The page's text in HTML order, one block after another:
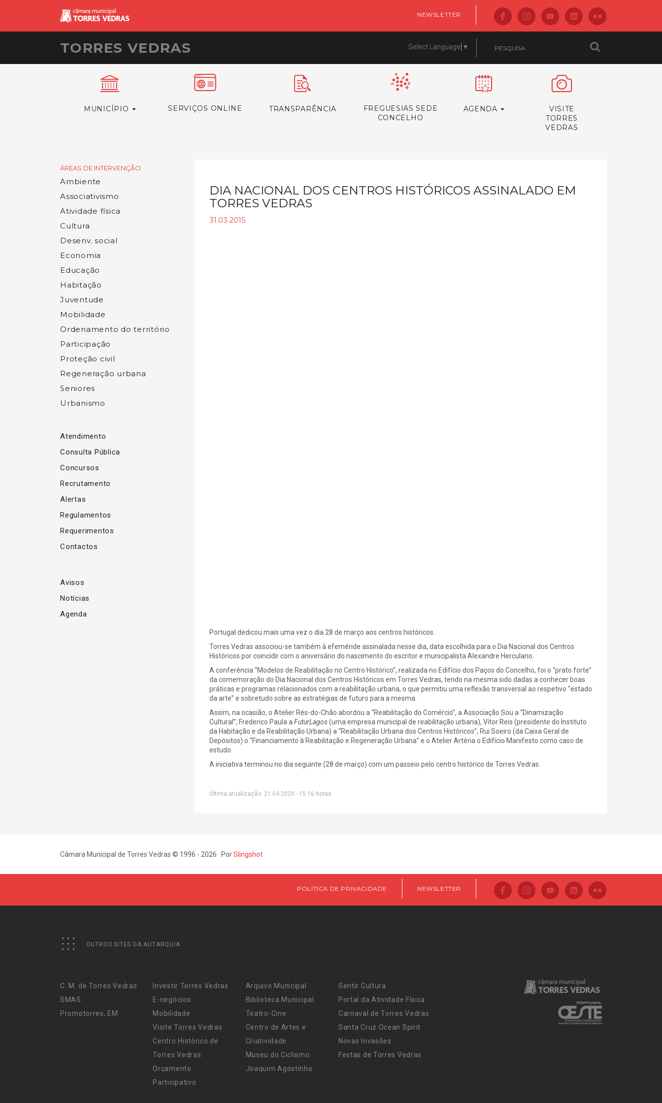
NEWSLETTER
TORRES VEDRAS Select Language ▼
MUNICÍPIO SERVIÇOS ONLINE TRANSPARÊNCIA
FREGUESIAS SEDE
CONCELHO
AGENDA
VISITE
TORRES
VEDRAS
ÁREAS DE INTERVENÇÃO
Ambiente
Associativismo
Atividade física
Cultura
Desenv. social
Economia
Educação
Habitação
Juventude
Mobilidade
Ordenamento do território
Participação
Proteção civil
Regeneração urbana
Seniores
Urbanismo
Atendimento
Consulta Pública
Concursos
Recrutamento
Alertas
Regulamentos
Requerimentos
Contactos
Avisos
Notícias
Agenda
DIA NACIONAL DOS CENTROS HISTÓRICOS ASSINALADO EM
TORRES VEDRAS
31.03.2015
Portugal dedicou mais uma vez o dia 28 de março aos centros históricos.
Torres Vedras associou-se também à efeméride assinalada nesse dia, data escolhida para o Dia Nacional dos Centros
Históricos por coincidir com o aniversário do nascimento do escritor e municipalista Alexandre Herculano.
A conferência “Modelos de Reabilitação no Centro Histórico”, realizada no Edifício dos Paços do Concelho, foi o “prato forte”
da comemoração do Dia Nacional dos Centros Históricos em Torres Vedras, tendo na mesma sido dadas a conhecer boas
práticas e programas relacionados com a reabilitação urbana, o que permitiu uma reflexão transversal ao respetivo “estado
da arte” e sobretudo sobre as estratégias de futuro para a mesma.
Assim, na ocasião, o Atelier Rés-do-Chão abordou a “Reabilitação do Comércio”, a Associação Sou a “Dinamização
Cultural”, Frederico Paula a FuturLagos(uma empresa municipal de reabilitação urbana), Vítor Reis (presidente do Instituto
da Habitação e da Reabilitação Urbana) a “Reabilitação Urbana dos Centros Históricos”, Rui Soeiro (da Caixa Geral de
Depósitos) o “Financiamento à Reabilitação e Regeneração Urbana” e o Atelier Artéria o Edifício Manifesto como caso de
estudo.
A iniciativa terminou no dia seguinte (28 de março) com um passeio pelo centro histórico de Torres Vedras.
Última atualização: 21.04.2020 - 15:16 horas
Câmara Municipal de Torres Vedras © 1996 - 2026 · PorSlingshot
POLÍTICA DE PRIVACIDADE NEWSLETTER
OUTROS SITES DA AUTARQUIA
C. M. de Torres Vedras
SMAS
Promotorres, EM
Investir Torres Vedras
E-negócios
Mobilidade
Visite Torres Vedras
Centro Histórico de
Torres Vedras
Orçamento
Participativo
Arquivo Municipal
Biblioteca Municipal
Teatro-Cine
Centro de Artes e
Criatividade
Museu do Ciclismo
Joaquim Agostinho
Sentir Cultura
Portal da Atividade Física
Carnaval de Torres Vedras
Santa Cruz Ocean Spirit
Novas Invasões
Festas de Torres Vedras